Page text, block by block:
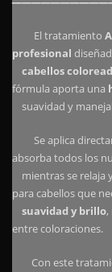
El tratamiento
profesional
cabellos
fórmula aporta una
suavidad y
Se aplica
absorba todos los
mientras se relaja
para cabellos que
suavidad y brillo
entre coloraciones.
Con este